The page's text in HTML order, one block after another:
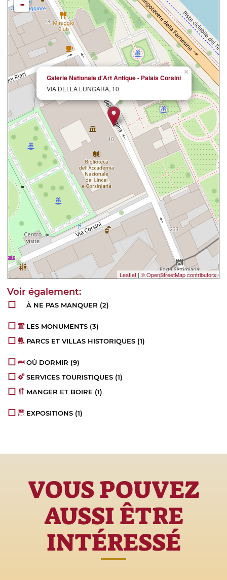
×
Galerie Nationale d'Art Antique - Palais Corsini
VIA DELLA LUNGARA, 10
-
Leaflet | © OpenStreetMap contributors
À NE PAS MANQUER (2)
LES MONUMENTS (3)
PARCS ET VILLAS HISTORIQUES (1)
OÙ DORMIR (9)
SERVICES TOURISTIQUES (1)
MANGER ET BOIRE (1)
EXPOSITIONS (1)
VOUS POUVEZ
AUSSI ÊTRE
INTÉRESSÉ